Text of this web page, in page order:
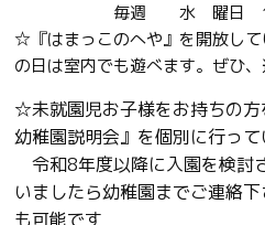
毎週 水 曜日
☆『はまっこのへや』を開放し
の日は室内でも遊べます。ぜひ、
☆未就園児お子様をお持ちの
幼稚園説明会』を個別に行って
令和8年度以降に入園を検討
いましたら幼稚園までご連絡
も可能です